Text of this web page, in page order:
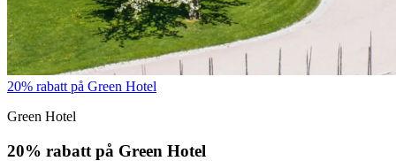
20% rabatt på Green Hotel
Green Hotel
20% rabatt på Green Hotel